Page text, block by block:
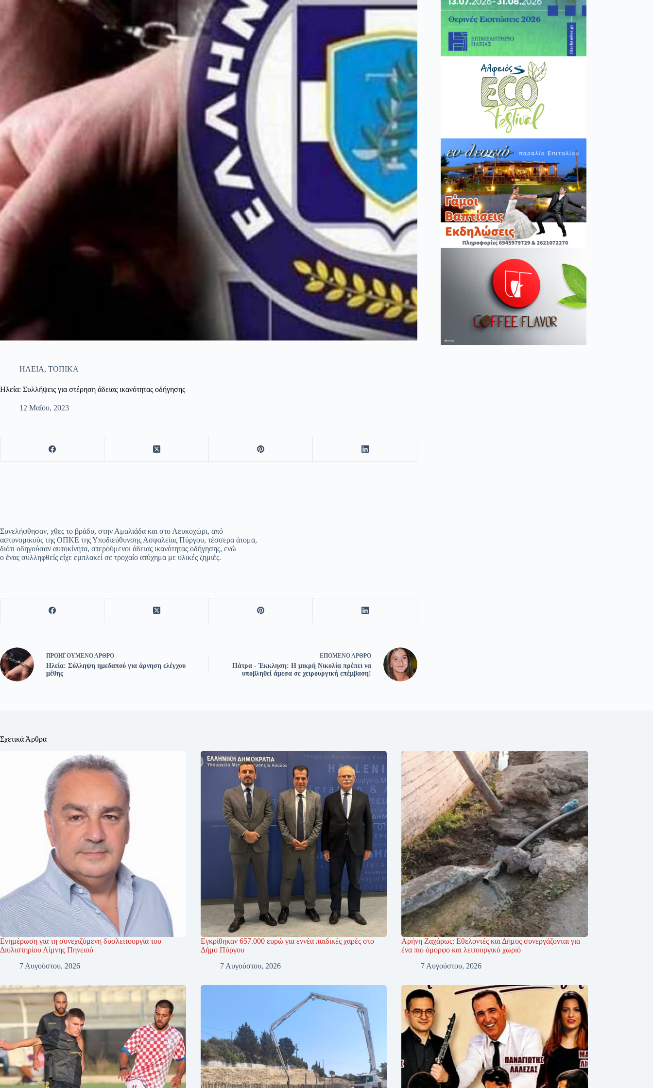
ΗΛΕΙΑ, ΤΟΠΙΚΑ
Ηλεία: Συλλήψεις για στέρηση άδειας ικανότητας οδήγησης
12 Μαΐου, 2023
Συνελήφθησαν, χθες το βράδυ, στην Αμαλιάδα και στο Λευκοχώρι, από
αστυνομικούς της ΟΠΚΕ της Υποδιεύθυνσης Ασφαλείας Πύργου, τέσσερα άτομα,
διότι οδηγούσαν αυτοκίνητα, στερούμενοι άδειας ικανότητας οδήγησης, ενώ
ο ένας συλληφθείς είχε εμπλακεί σε τροχαίο ατύχημα με υλικές ζημιές.
ΠΡΟΗΓΟΎΜΕΝΟΆΡΘΡΟ
Ηλεία: Σύλληψη ημεδαπού για άρνηση ελέγχου
μέθης
ΕΠΌΜΕΝΟΆΡΘΡΟ
Πάτρα - Έκκληση: Η μικρή Νικολία πρέπει να
υποβληθεί άμεσα σε χειρουργική επέμβαση!
Σχετικά Άρθρα
Ενημέρωση για τη συνεχιζόμενη δυσλειτουργία του
Διυλιστηρίου Λίμνης Πηνειού
7 Αυγούστου, 2026
Εγκρίθηκαν 657.000 ευρώ για εννέα παιδικές χαρές στο
Δήμο Πύργου
7 Αυγούστου, 2026
Αρήνη Ζαχάρως: Εθελοντές και Δήμος συνεργάζονται για
ένα πιο όμορφο και λειτουργικό χωριό
7 Αυγούστου, 2026